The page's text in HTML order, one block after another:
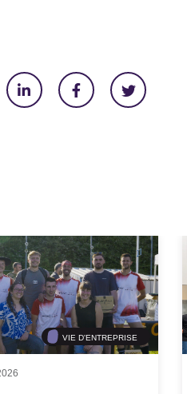
VIE D'ENTREPRISE